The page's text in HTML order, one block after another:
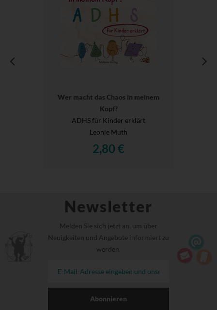
Wer macht das Chaos in meinem
Kopf?
ADHS für Kinder erklärt
Leonie Muth
2,80 €
Newsletter
Melden Sie sich jetzt an, um über
Neuigkeiten und Angebote informiert zu
werden.
Abonnieren